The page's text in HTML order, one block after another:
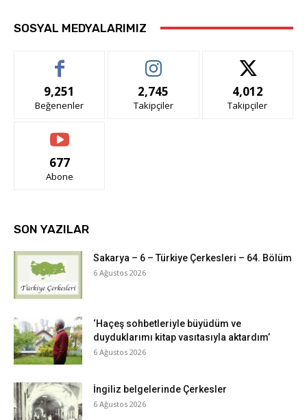
SOSYAL MEDYALARIMIZ
9,251
Beğenenler
2,745
Takipçiler
4,012
Takipçiler
677
Abone
SON YAZILAR
Sakarya – 6 – Türkiye Çerkesleri – 64. Bölüm
6 Ağustos 2026
‘Haçeş sohbetleriyle büyüdüm ve
duyduklarımı kitap vasıtasıyla aktardım’
6 Ağustos 2026
İngiliz belgelerinde Çerkesler
6 Ağustos 2026